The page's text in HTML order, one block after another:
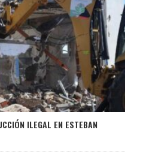
ILEGAL EN ESTEBAN